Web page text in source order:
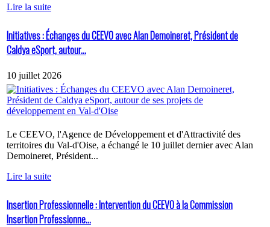
Lire la suite
Initiatives : Échanges du CEEVO avec Alan Demoineret, Président de
Caldya eSport, autour...
10 juillet 2026
Le CEEVO, l'Agence de Développement et d'Attractivité des
territoires du Val-d'Oise, a échangé le 10 juillet dernier avec Alan
Demoineret, Président...
Lire la suite
Insertion Professionnelle : Intervention du CEEVO à la Commission
Insertion Professionne...